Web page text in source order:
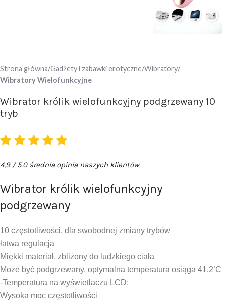
Strona główna Gadżety i zabawki erotyczne Wibratory
Wibratory Wielofunkcyjne
Wibrator królik wielofunkcyjny podgrzewany 10
tryb
4,9 / 5.0 średnia opinia naszych klientów
Wibrator królik wielofunkcyjny
podgrzewany
10 częstotliwości, dla swobodnej zmiany trybów
łatwa regulacja
Miękki materiał, zbliżony do ludzkiego ciała
Może być podgrzewany, optymalna temperatura osiąga 41,2’C
-Temperatura na wyświetlaczu LCD;
Wysoka moc częstotliwości